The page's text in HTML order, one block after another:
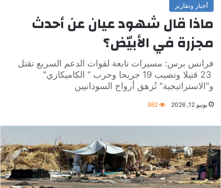
أخبار وتقارير
ماذا قال شهود عيان عن أحدث
مجزرة في الأبيّض؟
فرانس برس: مسيرات تابعة لقوات الدعم السريع تقتل
23 قتيلا وتصيب 19 جريحا وحرب " الكاميكازي"
و"الاستراتيجية" تُزهق أرواح السودانيين
يونيو 12, 2026 882